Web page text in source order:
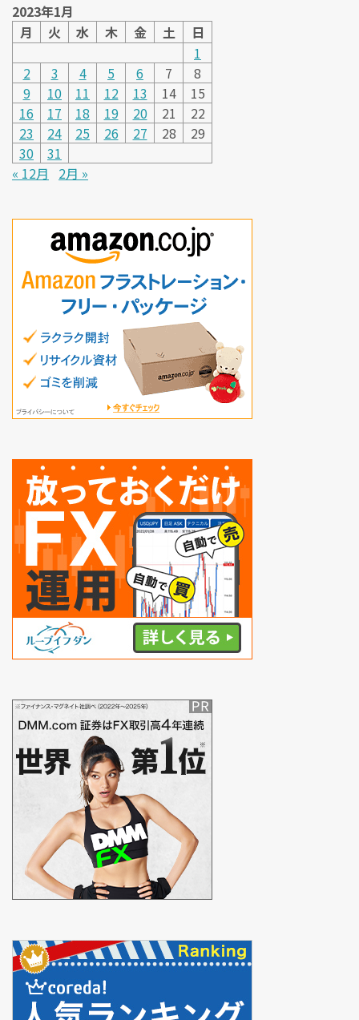
2023年1月
月
火 水 木 金 土
日
1
2
3 4 5 6 7
8
9
10 11 12 13 14
15
16
17 18 19 20 21
22
23
24 25 26 27 28
29
30
31
« 12月
2月 »